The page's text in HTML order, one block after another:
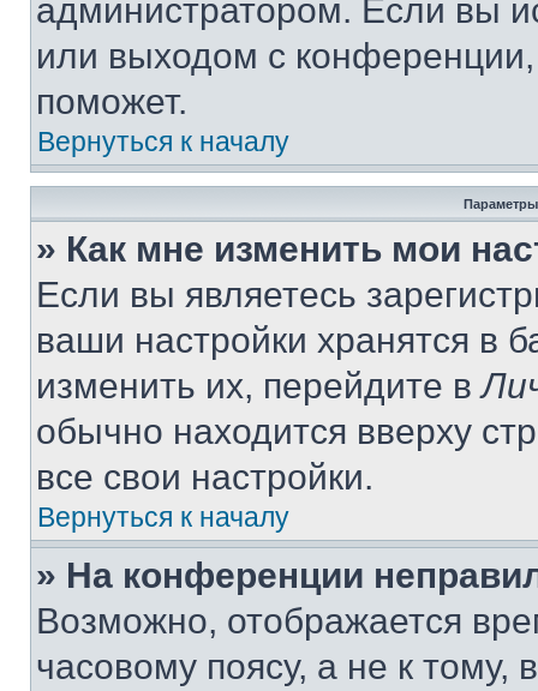
администратором. Если вы
или выходом с
поможет.
Вернуться к началу
Параметры
» Как мне изменить мои
Если вы являетесь
ваши настройки хранятся в
изменить их, перейдите в
обычно находится вверху
все свои настройки.
Вернуться к началу
» На конференции
Возможно, отображается
часовому поясу, а не к тому,